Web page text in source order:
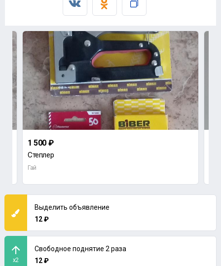
1 500 ₽
Степлер
Гай
Выделить объявление
12 ₽
x2
Свободное поднятие 2 раза
12 ₽